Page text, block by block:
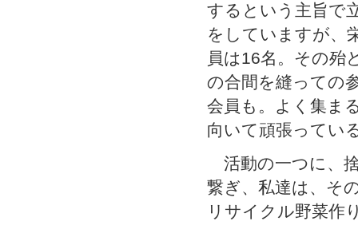
するという主旨で
をしていますが、
員は16名。その殆
の合間を縫っての
会員も。よく集ま
向いて頑張ってい
活動の一つに、
繋ぎ、私達は、そ
リサイクル野菜作